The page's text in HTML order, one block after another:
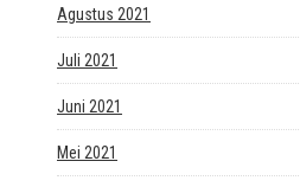
Agustus 2021
Juli 2021
Juni 2021
Mei 2021